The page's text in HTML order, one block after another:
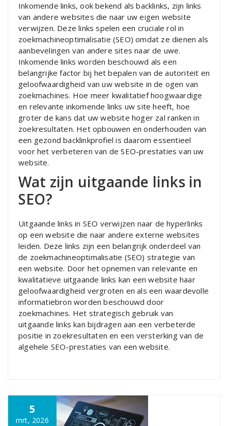
Inkomende links, ook bekend als backlinks, zijn links
van andere websites die naar uw eigen website
verwijzen. Deze links spelen een cruciale rol in
zoekmachineoptimalisatie (SEO) omdat ze dienen als
aanbevelingen van andere sites naar de uwe.
Inkomende links worden beschouwd als een
belangrijke factor bij het bepalen van de autoriteit en
geloofwaardigheid van uw website in de ogen van
zoekmachines. Hoe meer kwalitatief hoogwaardige
en relevante inkomende links uw site heeft, hoe
groter de kans dat uw website hoger zal ranken in
zoekresultaten. Het opbouwen en onderhouden van
een gezond backlinkprofiel is daarom essentieel
voor het verbeteren van de SEO-prestaties van uw
website.
Wat zijn uitgaande links in
SEO?
Uitgaande links in SEO verwijzen naar de hyperlinks
op een website die naar andere externe websites
leiden. Deze links zijn een belangrijk onderdeel van
de zoekmachineoptimalisatie (SEO) strategie van
een website. Door het opnemen van relevante en
kwalitatieve uitgaande links kan een website haar
geloofwaardigheid vergroten en als een waardevolle
informatiebron worden beschouwd door
zoekmachines. Het strategisch gebruik van
uitgaande links kan bijdragen aan een verbeterde
positie in zoekresultaten en een versterking van de
algehele SEO-prestaties van een website.
5
mrt, 2026